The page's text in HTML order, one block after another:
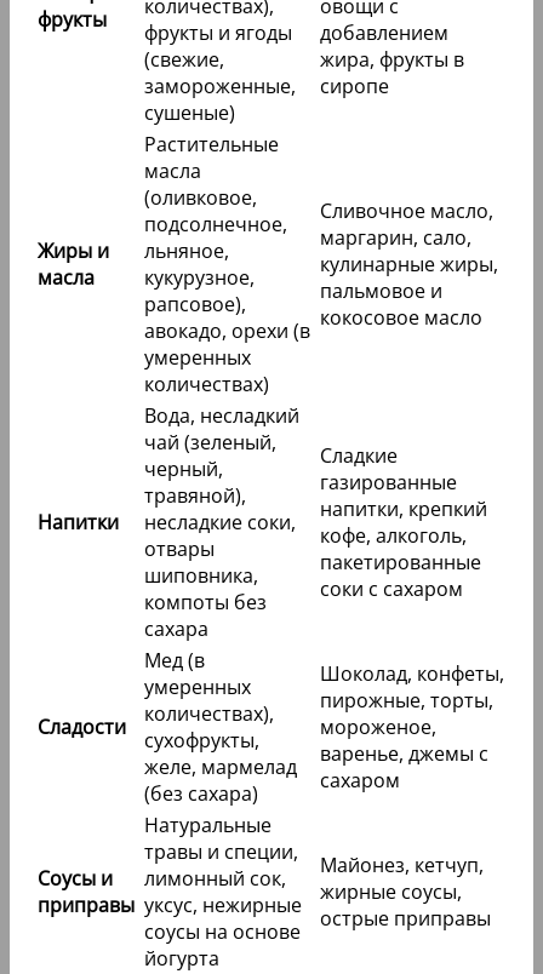
фрукты
количествах),
фрукты и ягоды
(свежие,
замороженные,
сушеные)
овощи с
добавлением
жира, фрукты в
сиропе
Жиры и
масла
Растительные
масла
(оливковое,
подсолнечное,
льняное,
кукурузное,
рапсовое),
авокадо, орехи (в
умеренных
количествах)
Сливочное масло,
маргарин, сало,
кулинарные жиры,
пальмовое и
кокосовое масло
Напитки
Вода, несладкий
чай (зеленый,
черный,
травяной),
несладкие соки,
отвары
шиповника,
компоты без
сахара
Сладкие
газированные
напитки, крепкий
кофе, алкоголь,
пакетированные
соки с сахаром
Сладости
Мед (в
умеренных
количествах),
сухофрукты,
желе, мармелад
(без сахара)
Шоколад, конфеты,
пирожные, торты,
мороженое,
варенье, джемы с
сахаром
Соусы и
приправы
Натуральные
травы и специи,
лимонный сок,
уксус, нежирные
соусы на основе
йогурта
Майонез, кетчуп,
жирные соусы,
острые приправы